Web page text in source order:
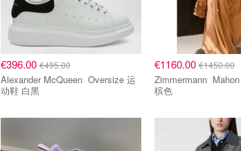
€396.00€495.00
Alexander McQueen Oversize 运
动鞋 白黑
€1160.00 €1450.00
Zimmermann Mahon 丝绸长裙 香
槟色